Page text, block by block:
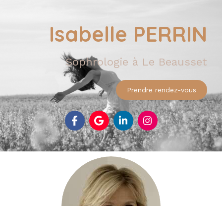
Isabelle PERRIN
Sophrologie à Le Beausset
Prendre rendez-vous